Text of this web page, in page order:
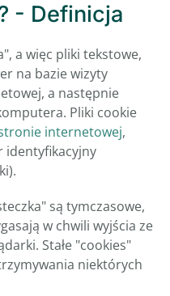
- Definicja
a więc pliki tekstowe,
na bazie wizyty
a następnie
Pliki cookie
internetowej,
identyfikacyjny
są tymczasowe,
w chwili wyjścia ze
Stałe "cookies"
niektórych